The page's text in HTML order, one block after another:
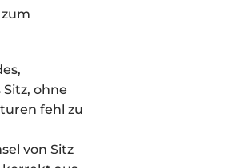
ohne
fehl zu
von Sitz